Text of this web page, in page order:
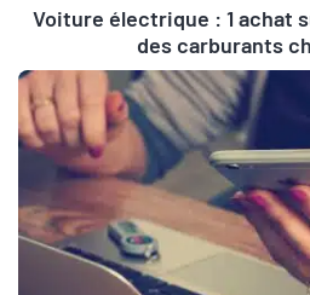
Voiture électrique : 1 achat
des carburants